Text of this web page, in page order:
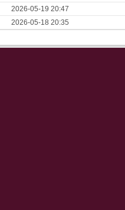
2026-05-19 20:47
2026-05-18 20:35